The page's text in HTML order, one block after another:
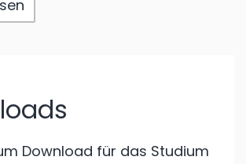
Download für das Studium